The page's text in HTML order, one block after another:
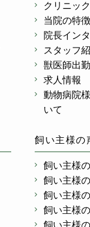
クリニッ
当院の特徴
院長イン
スタッフ
獣医師出
求人情報
動物病院
いて
飼い主様の
飼い主様
飼い主様
飼い主様
飼い主様
飼い主様